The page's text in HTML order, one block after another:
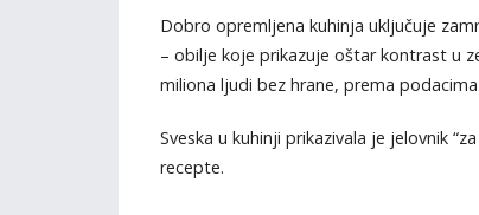
Dobro opremljena kuhinja uključuje
– obilje koje prikazuje oštar kontrast u
miliona ljudi bez hrane, prema
Sveska u kuhinji prikazivala je jelovnik
recepte.